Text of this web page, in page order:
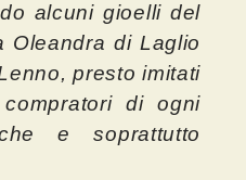
alcuni gioelli del
Oleandra di Laglio
presto imitati
di ogni
e soprattutto